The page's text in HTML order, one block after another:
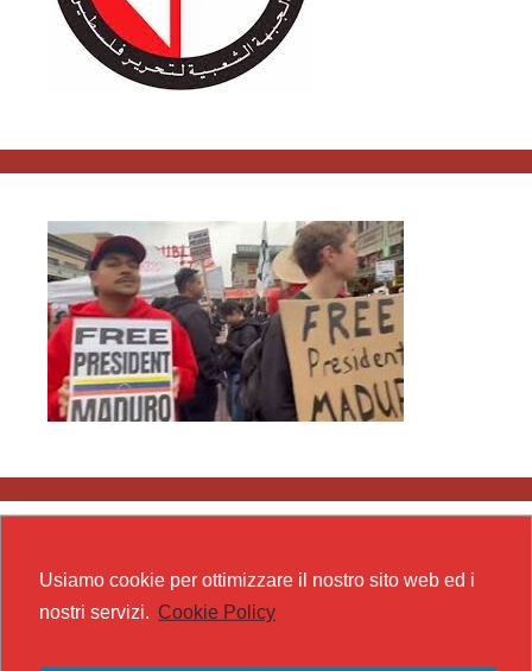
Usiamo cookie per ottimizzare il nostro sito web ed i
nostri servizi. Cookie Policy